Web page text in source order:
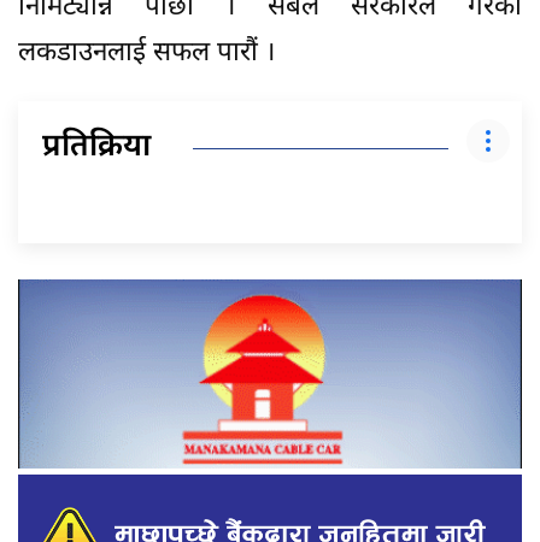
निमिट्यान्न पार्छौं । सबैले सरकारले गरेको
लकडाउनलाई सफल पारौं ।
प्रतिक्रिया